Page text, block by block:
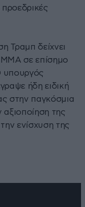
Τραμπ δείχνει
σε επίσημο
υπουργός
ήδη ειδική
στην παγκόσμια
της
ενίσχυση της